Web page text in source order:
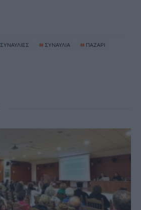
ΣΥΝΑΥΛΙΕΣ # ΣΥΝΑΥΛΙΑ # ΠΑΖΑΡΙ